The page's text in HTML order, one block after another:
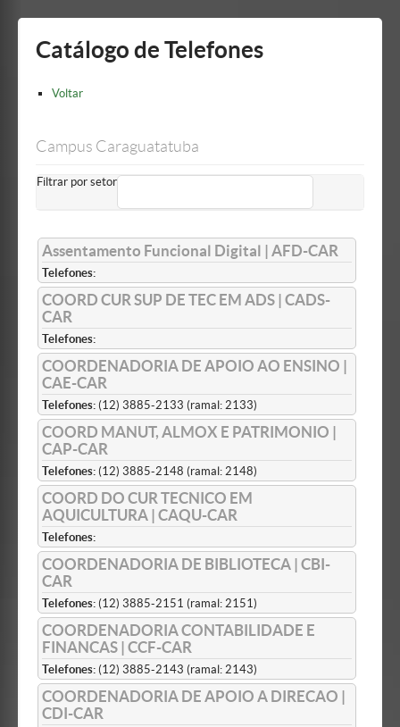
barra
Catálogo de Telefones
Voltar
Campus Caraguatatuba
Filtrar por setor
Assentamento Funcional Digital | AFD-CAR
Telefones:
COORD CUR SUP DE TEC EM ADS | CADS-
CAR
Telefones:
COORDENADORIA DE APOIO AO ENSINO |
CAE-CAR
Telefones: (12) 3885-2133 (ramal: 2133)
COORD MANUT, ALMOX E PATRIMONIO |
CAP-CAR
Telefones: (12) 3885-2148 (ramal: 2148)
COORD DO CUR TECNICO EM
AQUICULTURA | CAQU-CAR
Telefones:
COORDENADORIA DE BIBLIOTECA | CBI-
CAR
Telefones: (12) 3885-2151 (ramal: 2151)
COORDENADORIA CONTABILIDADE E
FINANCAS | CCF-CAR
Telefones: (12) 3885-2143 (ramal: 2143)
COORDENADORIA DE APOIO A DIRECAO |
CDI-CAR